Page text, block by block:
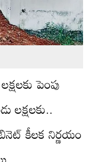
పెంపు
లక్షలకు..
కీలక నిర్ణయం